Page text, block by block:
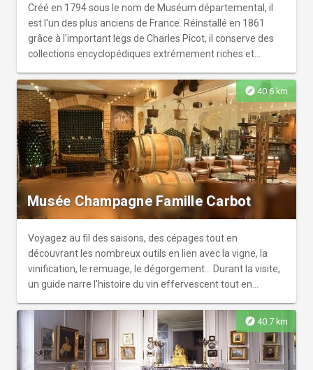
Créé en 1794 sous le nom de Muséum départemental, il
est l'un des plus anciens de France. Réinstallé en 1861
grâce à l'important legs de Charles Picot, il conserve des
collections encyclopédiques extrémement riches et
collections de peintures du XVème et XXème siècles,
archéologie médiévale et sculptures de la Renaissance,
mobilier du XVème siècle à l'Art nouveau, objets d'art,
oeuvres de Rodin et cabinet d'ornithologie.
explore 40.6 km
Musée Champagne Famille Carbot
Voyagez au fil des saisons, des cépages tout en
découvrant les nombreux outils en lien avec la vigne, la
vinification, le remuage, le dégorgement... Durant la visite,
un guide narre l'histoire du vin effervescent tout en
cocasses avant de passer à la dégustation du champagne
Famille Carbot.
explore 40.7 km